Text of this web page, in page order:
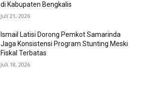
di Kabupaten Bengkalis
Juli 21, 2026
Ismail Latisi Dorong Pemkot Samarinda
Jaga Konsistensi Program Stunting Meski
Fiskal Terbatas
Juli 18, 2026